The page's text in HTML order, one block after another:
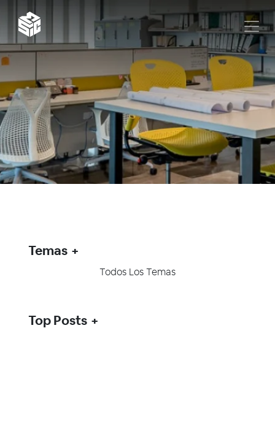
Temas
Todos Los Temas
Top Posts